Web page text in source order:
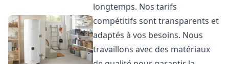
longtemps. Nos tarifs
compétitifs sont transparents et
adaptés à vos besoins. Nous
travaillons avec des matériaux